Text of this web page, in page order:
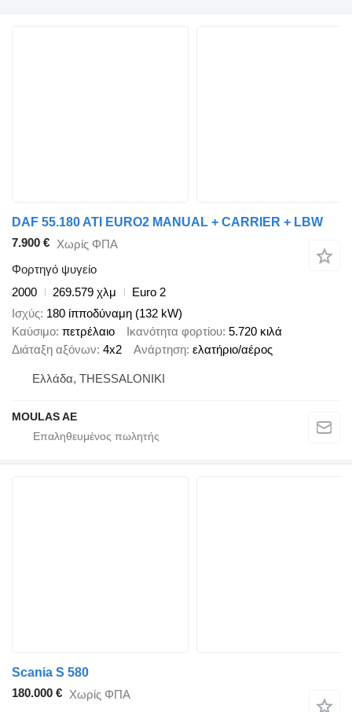
DAF 55.180 ATI EURO2 MANUAL + CARRIER + LBW
7.900 € Χωρίς ΦΠΑ
Φορτηγό ψυγείο
2000
269.579 χλμ
Euro 2
Ισχύς 180 ίπποδύναμη (132 kW)
Καύσιμο πετρέλαιο Ικανότητα φορτίου 5.720 κιλά
Διάταξη αξόνων 4x2 Ανάρτηση ελατήριο/αέρος
Ελλάδα, THESSALONIKI
MOULAS AE
Scania S 580
180.000 € Χωρίς ΦΠΑ